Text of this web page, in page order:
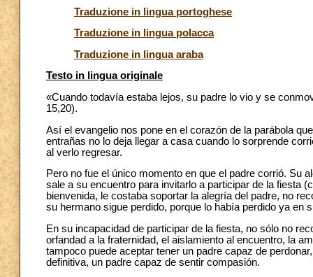
Traduzione in lingua portoghese
Traduzione in lingua polacca
Traduzione in lingua araba
Testo in lingua originale
«Cuando todavía estaba lejos, su padre lo vio y se
15,20).
Así el evangelio nos pone en el corazón de la parábola
entrañas no lo deja llegar a casa cuando lo sorprende
al verlo regresar.
Pero no fue el único momento en que el padre corrió. Su
sale a su encuentro para invitarlo a participar de la fiesta
bienvenida, le costaba soportar la alegría del padre, no
su hermano sigue perdido, porque lo había perdido ya en
En su incapacidad de participar de la fiesta, no sólo no
orfandad a la fraternidad, el aislamiento al encuentro, la
tampoco puede aceptar tener un padre capaz de
definitiva, un padre capaz de sentir compasión.